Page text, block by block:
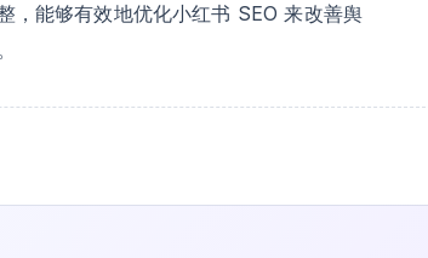
，能够有效地优化小红书 SEO 来改善舆